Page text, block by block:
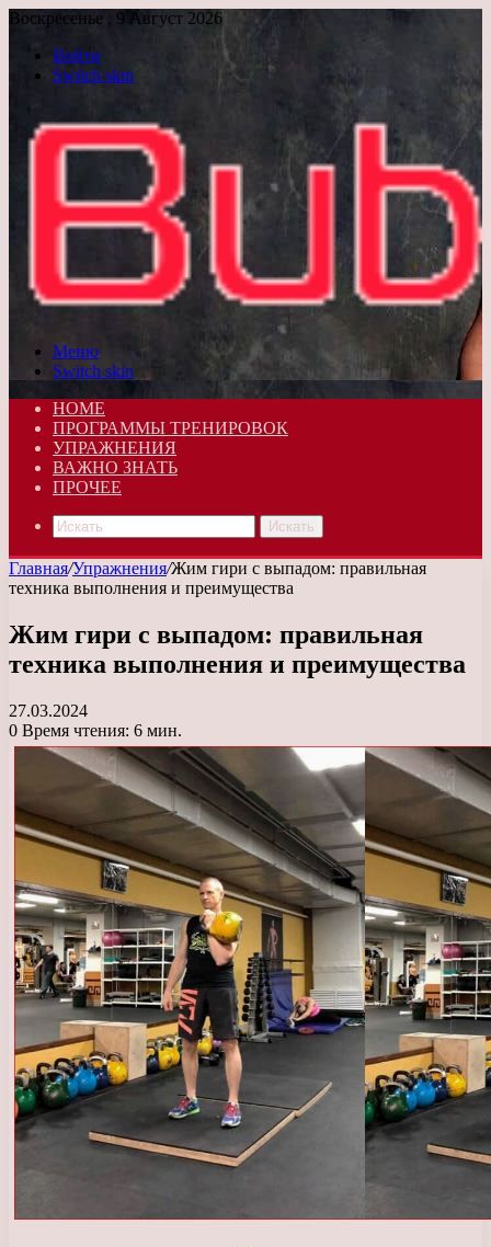
Воскресенье , 9 Август 2026
Войти
Switch skin
Меню
Switch skin
HOME
ПРОГРАММЫ ТРЕНИРОВОК
УПРАЖНЕНИЯ
ВАЖНО ЗНАТЬ
ПРОЧЕЕ
Искать
Главная/Упражнения/Жим гири с выпадом: правильная
техника выполнения и преимущества
Жим гири с выпадом: правильная
техника выполнения и преимущества
27.03.2024
0 Время чтения: 6 мин.